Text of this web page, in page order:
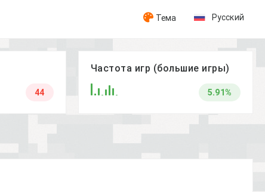
Тема Русский
44
Частота игр (большие игры)
5.91%